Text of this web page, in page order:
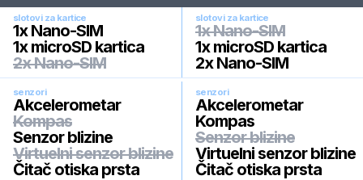
slotovi za kartice
1x Nano-SIM
1x microSD kartica
2x Nano-SIM
slotovi za kartice
1x Nano-SIM
1x microSD kartica
2x Nano-SIM
senzori
Akcelerometar
Kompas
Senzor blizine
Virtuelni senzor blizine
Čitač otiska prsta
senzori
Akcelerometar
Kompas
Senzor blizine
Virtuelni senzor blizine
Čitač otiska prsta